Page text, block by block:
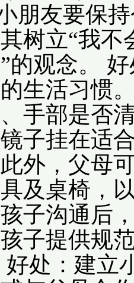
朋友要保
树立“我不
”的观念。
生活习惯
手部是否
子挂在适
外，父母
及桌椅，
子沟通后
子提供规
好处：建立